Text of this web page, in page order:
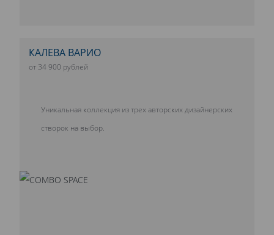
КАЛЕВА ВАРИО
от 34 900 рублей
Уникальная коллекция из трех авторских дизайнерских
створок на выбор.